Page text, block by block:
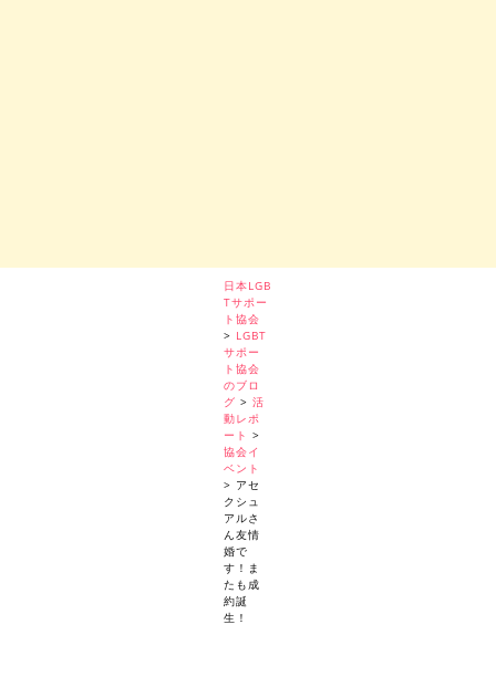
日本LGB
Tサポー
ト協会
> LGBT
サポー
ト協会
のブロ
グ >活
動レポ
ート >
協会イ
ベント
> アセ
クシュ
アルさ
ん友情
婚で
す！ま
たも成
約誕
生！